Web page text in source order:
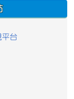
平台